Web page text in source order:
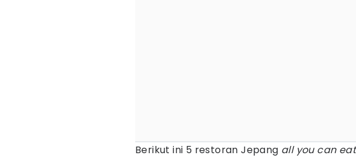
Berikut ini 5 restoran Jepang all you can eat